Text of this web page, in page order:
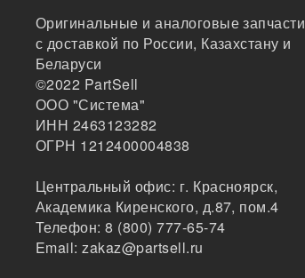
Оригинальные и аналоговые запчасти
с доставкой по России, Казахстану и
Беларуси
©2022 PartSell
ООО "Система"
ИНН 2463123282
ОГРН 1212400004838
Центральный офис: г. Красноярск,
Академика Киренского, д.87, пом.4
Телефон:8 (800) 777-65-74
Email:zakaz@partsell.ru